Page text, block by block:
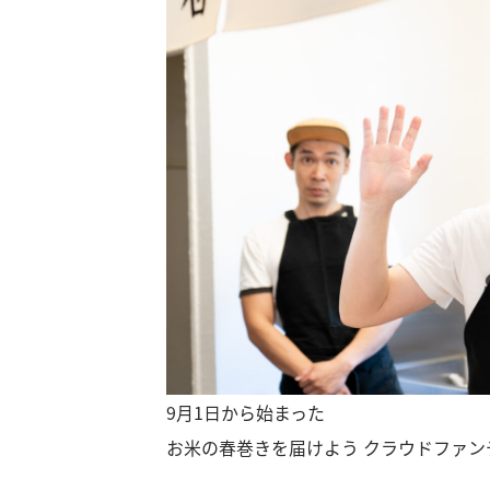
9月1日から始まった
お米の春巻きを届けよう クラウドファ